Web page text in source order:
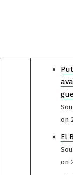
on
El
on